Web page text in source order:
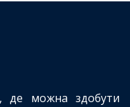
можна здобути